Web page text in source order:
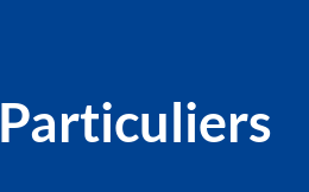
Particuliers